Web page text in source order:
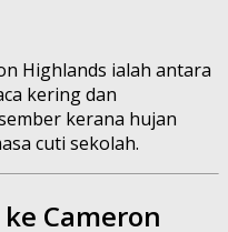
Highlands ialah antara
kering dan
kerana hujan
cuti sekolah.
Cameron